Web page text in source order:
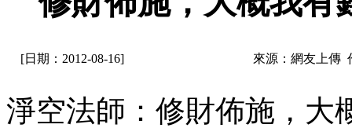
[日期：2012-08-16] 來源：網友上傳
淨空法師：修財佈施，大